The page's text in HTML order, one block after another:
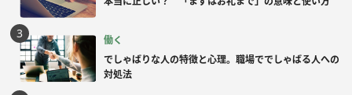
働く
でしゃばりな人の特徴と心理。職場ででしゃばる人への
対処法